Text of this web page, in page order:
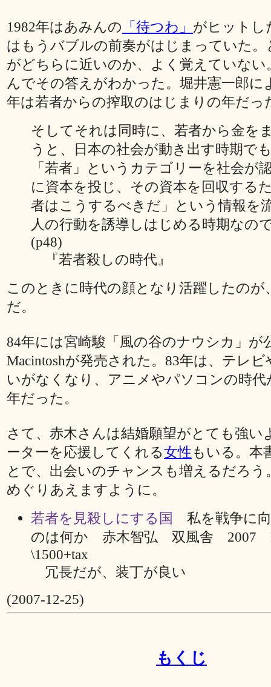
1982年はあみんの 「待つわ」 がヒットし
はもうバブルの前奏がはじまっていた。
がどちらに近いのか、よく覚えていない
んでその答えがわかった。堀井憲一郎に
年は若者からの搾取のはじまりの年だっ
そしてそれは同時に、若者から金を
うと、日本の社会が動き出す時期で
「若者」というカテゴリーを社会が
に資本を投じ、その資本を回収する
者はこうするべきだ」という情報を
人の行動を誘導しはじめる時期なの
(p48)
『若者殺しの時代』
このときに時代の顔となり活躍したのが
だ。
84年には宮崎駿「風の谷のナウシカ」が
Macintoshが発売された。83年は、テレビ
いがなくなり、アニメやパソコンの時代
年だった。
さて、赤木さんは結婚願望がとても強い
ーターを応援してくれる女性もいる。本
とで、出会いのチャンスも増えるだろう
めぐりあえますように。
若者を見殺しにする国
私を戦争に
のは何か 赤木智弘 双風舎
\1500+tax
冗長だが、装丁が良い
(2007-12-25)
もくじ